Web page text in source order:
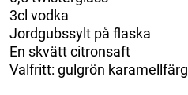
3cl vodka
Jordgubssylt på flaska
En skvätt citronsaft
Valfritt: gulgrön karamellfärg